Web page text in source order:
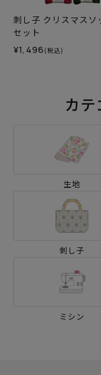
刺し子 クリスマスソ
セット
¥1,496 (税込)
カ
生地
刺し子
ミシン